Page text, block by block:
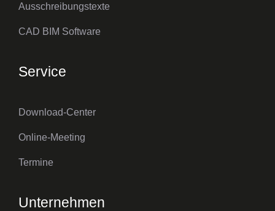
Ausschreibungstexte
CAD BIM Software
Service
Download-Center
Online-Meeting
Termine
Unternehmen